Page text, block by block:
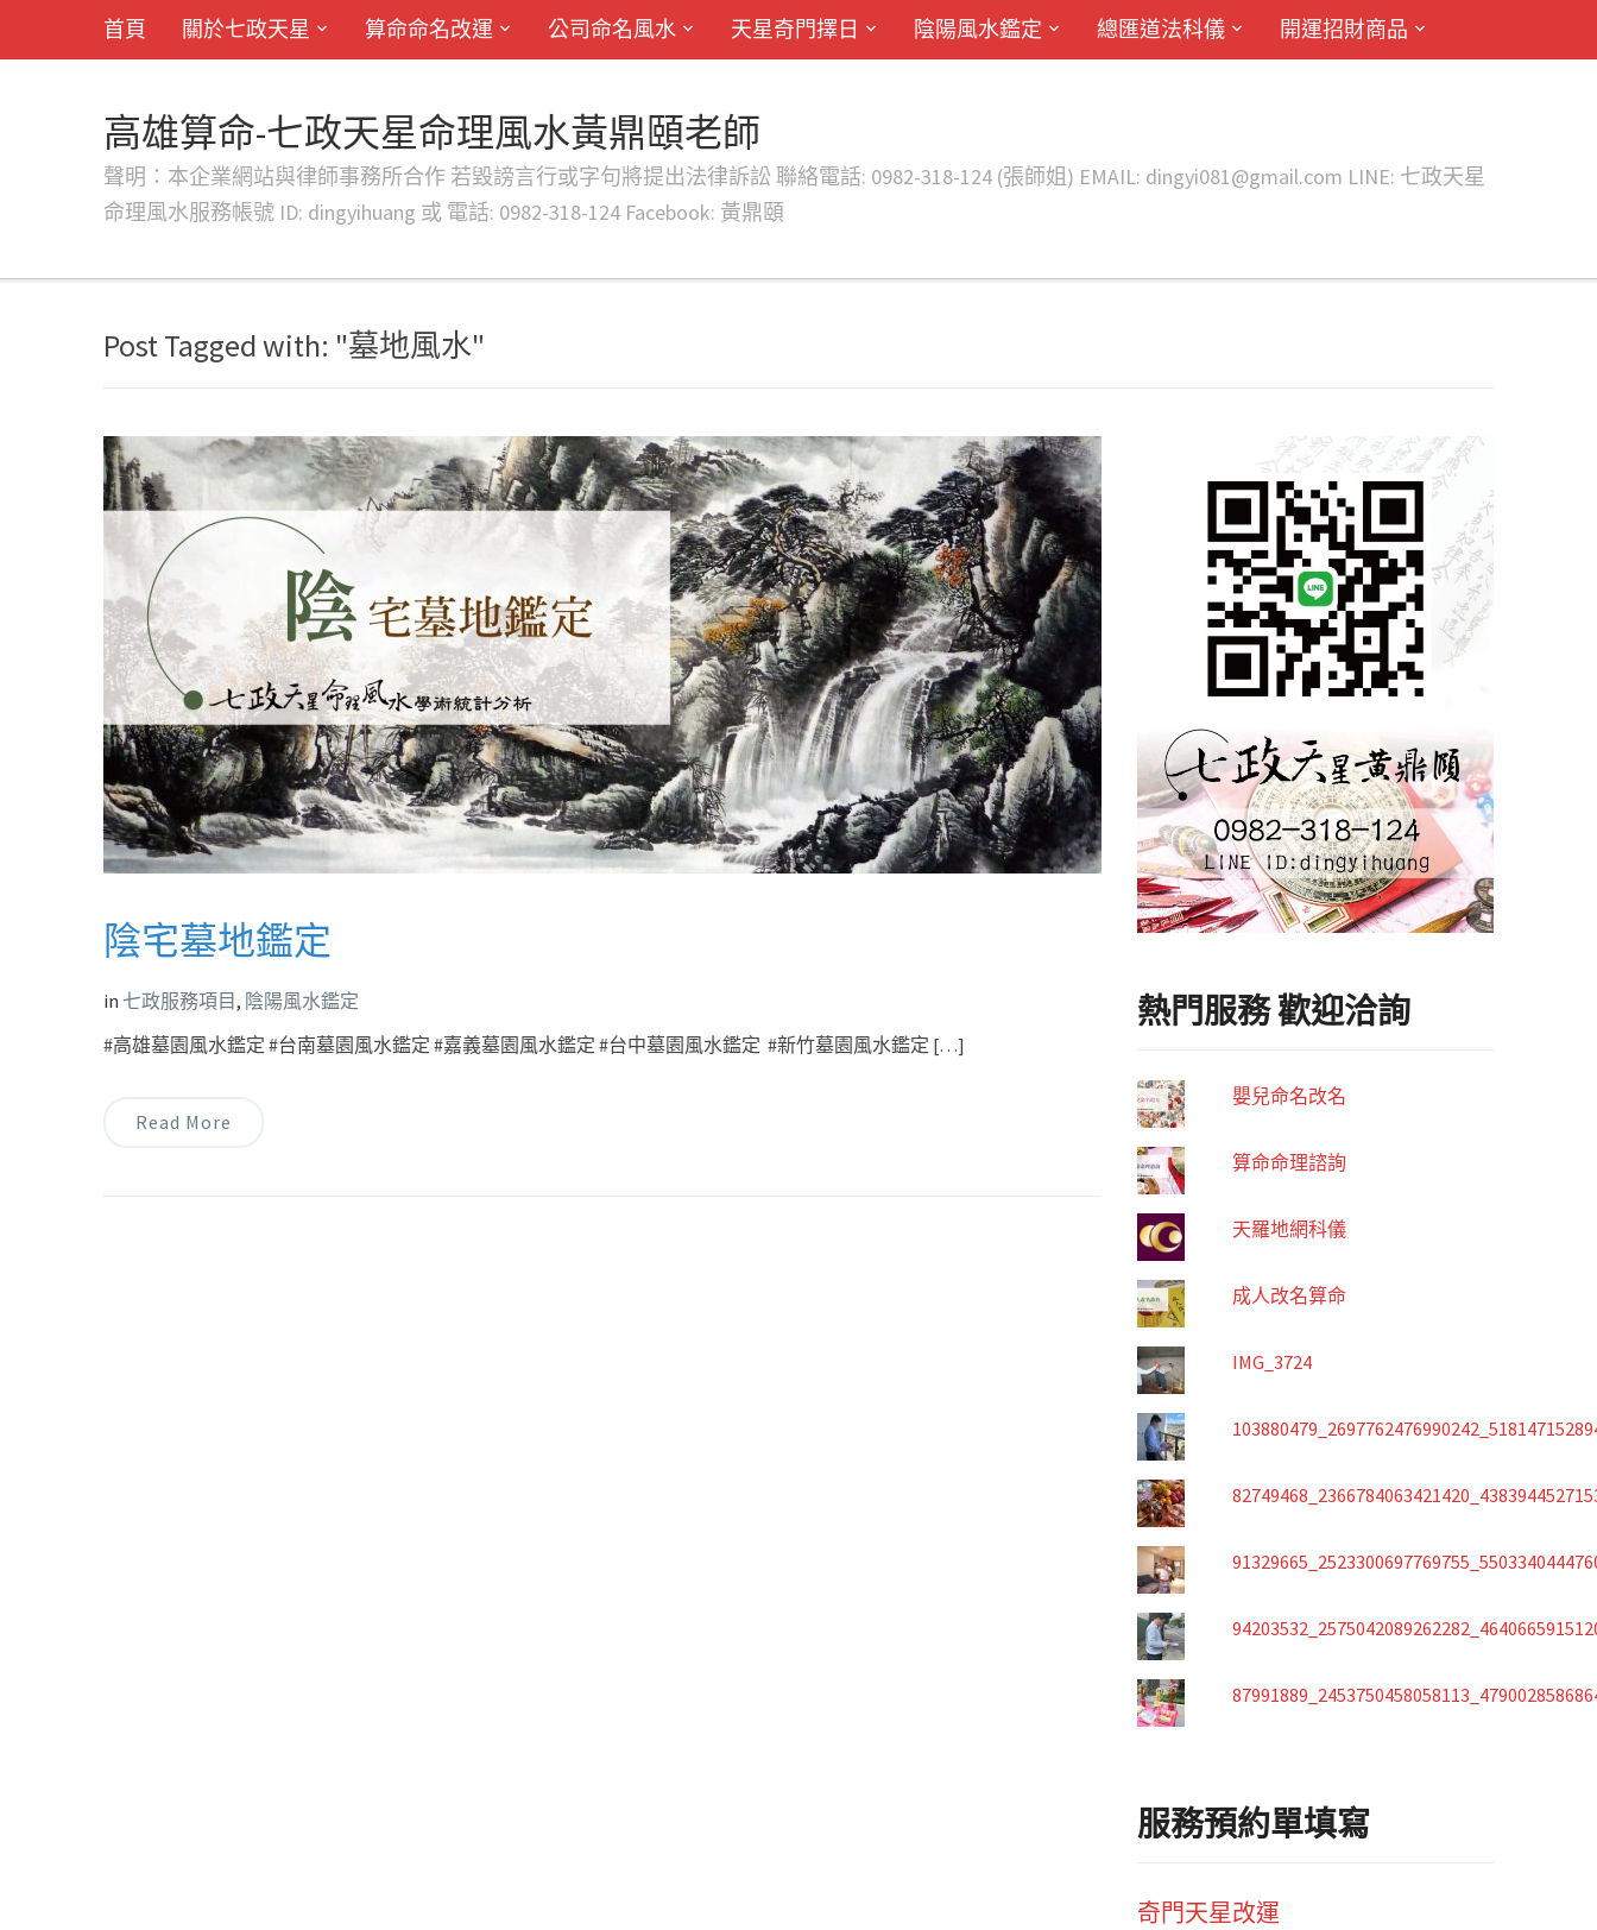
首頁 關於七政天星 算命命名改運 公司命名風水 天星奇門擇日 陰陽風水鑑定 總匯道法科儀 開運招財商品
高雄算命-七政天星命理風水黃鼎頤老師
聲明：本企業網站與律師事務所合作 若毀謗言行或字句將提出法律訴訟 聯絡電話: 0982-318-124 (張師姐) EMAIL: dingyi081@gmail.com LINE: 七政天星
命理風水服務帳號 ID: dingyihuang 或 電話: 0982-318-124 Facebook: 黃鼎頤
Post Tagged with: "墓地風水"
陰宅墓地鑑定
in 七政服務項目 , 陰陽風水鑑定
#高雄墓園風水鑑定 #台南墓園風水鑑定 #嘉義墓園風水鑑定 #台中墓園風水鑑定 #新竹墓園風水鑑定 […]
Read More
熱門服務 歡迎洽詢
嬰兒命名改名
算命命理諮詢
天羅地網科儀
成人改名算命
IMG_3724
服務預約單填寫
奇門天星改運